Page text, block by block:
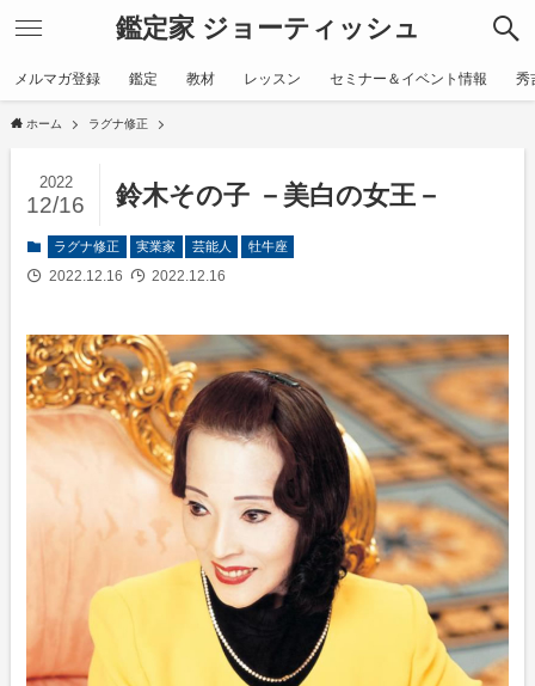
鑑定家 ジョーティッシュ
メルマガ登録 鑑定 教材 レッスン セミナー＆イベント情報 秀
ホーム ラグナ修正
鈴木その子 －美白の女王－
2022
12/16
ラグナ修正 実業家 芸能人 牡牛座
2022.12.16 2022.12.16